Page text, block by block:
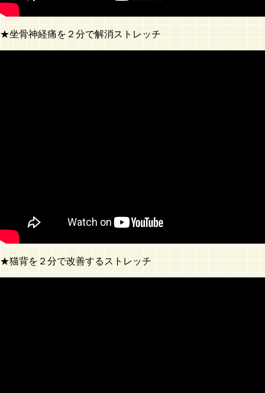
★坐骨神経痛を２分で解消ストレッチ
★猫背を２分で改善するストレッチ